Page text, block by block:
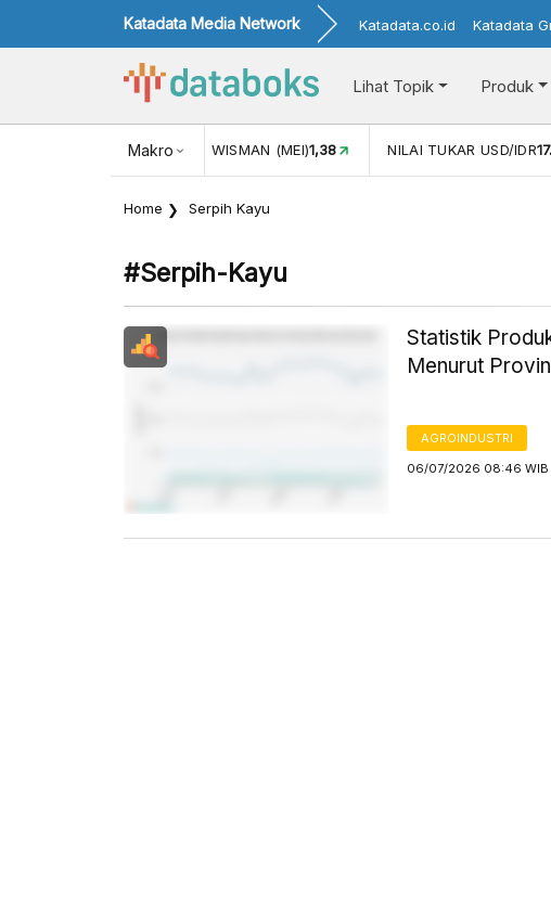
Katadata Media Network Katadata.co.id Katadata
Lihat Topik Produk
Makro
WISMAN (MEI)1,38 NILAI TUKAR USD/IDR17.916 INFLASI
Home Serpih Kayu
#serpih-Kayu
Statistik
Menurut
AGROINDUSTRI
06/07/2026 08:46 WIB